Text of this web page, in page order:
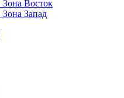
Зона Восток
Зона Запад